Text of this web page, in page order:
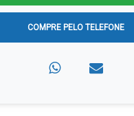
COMPRE PELO TELEFONE